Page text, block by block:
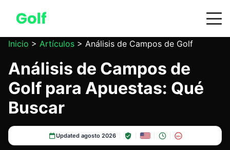
Inicio > Artículos > Análisis de Campos de Golf
Análisis de Campos de
Golf para Apuestas: Qué
Buscar
Updated agosto 2026 18+